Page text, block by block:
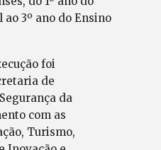
3º ano do Ensino
foi
de
da
com as
Turismo,